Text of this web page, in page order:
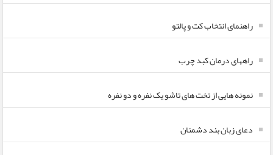
راهنمای انتخاب کت و پالتو
راههای درمان کبد چرب
نمونه هایی از تخت های تاشو یک نفره و دو نفره
دعای زبان بند دشمنان